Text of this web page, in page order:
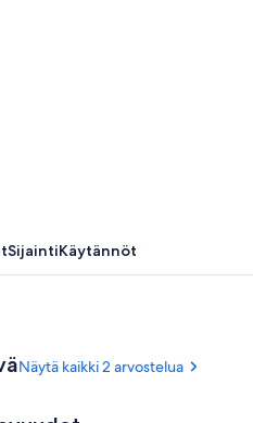
SijaintiKäytännöt
Näytä kaikki 2 arvostelua